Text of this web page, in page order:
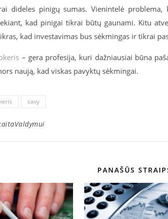
dideles pinigų sumas. Vienintelė
kad pinigai tikrai būtų gaunami. Kitu
kad investavimas bus sėkmingas ir tikrai
– gera profesija, kuri dažniausiai būna
naują, kad viskas pavyktų sėkmingai.
savy
PANAŠŪS